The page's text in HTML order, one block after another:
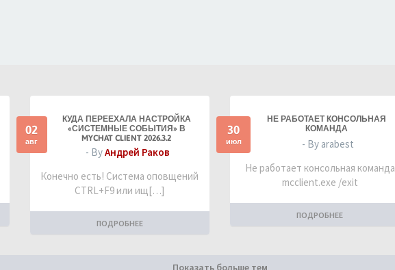
02
авг
КУДА ПЕРЕЕХАЛА НАСТРОЙКА
«СИСТЕМНЫЕ СОБЫТИЯ» В
MYCHAT CLIENT 2026.3.2
- ByАндрей Раков
Конечно есть! Система оповщений
CTRL+F9 или ищ[…]
ПОДРОБНЕЕ
30
июл
НЕ РАБОТАЕТ КОНСОЛЬНАЯ
КОМАНДА
- By arabest
Не работает консольная команда
mcclient.exe /exit
ПОДРОБНЕЕ
Показать больше тем